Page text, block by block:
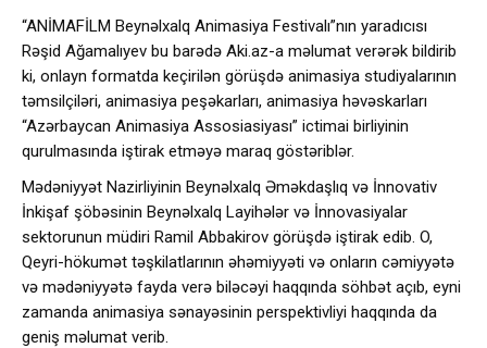
“ANİMAFİLM Beynəlxalq Animasiya Festivalı”nın yaradıcısı
Rəşid Ağamalıyev bu barədə Aki.az-a məlumat verərək bildirib
ki, onlayn formatda keçirilən görüşdə animasiya studiyalarının
təmsilçiləri, animasiya peşəkarları, animasiya həvəskarları
“Azərbaycan Animasiya Assosiasiyası” ictimai birliyinin
qurulmasında iştirak etməyə maraq göstəriblər.
Mədəniyyət Nazirliyinin Beynəlxalq Əməkdaşlıq və İnnovativ
İnkişaf şöbəsinin Beynəlxalq Layihələr və İnnovasiyalar
sektorunun müdiri Ramil Abbakirov görüşdə iştirak edib. O,
Qeyri-hökumət təşkilatlarının əhəmiyyəti və onların cəmiyyətə
və mədəniyyətə fayda verə biləcəyi haqqında söhbət açıb, eyni
zamanda animasiya sənayəsinin perspektivliyi haqqında da
geniş məlumat verib.